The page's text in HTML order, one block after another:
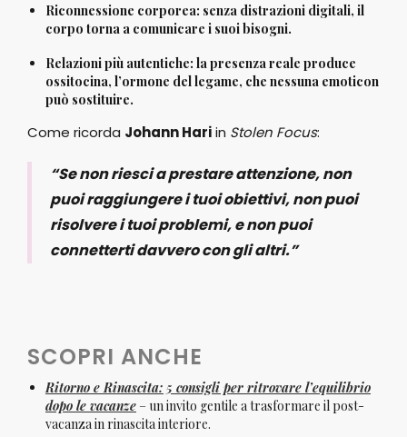
Riconnessione corporea: senza distrazioni digitali, il
corpo torna a comunicare i suoi bisogni.
Relazioni più autentiche: la presenza reale produce
ossitocina, l’ormone del legame, che nessuna emoticon
può sostituire.
Come ricorda Johann Hariin Stolen Focus:
“Se non riesci a prestare attenzione, non
puoi raggiungere i tuoi obiettivi, non puoi
risolvere i tuoi problemi, e non puoi
connetterti davvero con gli altri.”
SCOPRI ANCHE
Ritorno e Rinascita: 5 consigli per ritrovare l’equilibrio
dopo le vacanze– un invito gentile a trasformare il post-
vacanza in rinascita interiore.